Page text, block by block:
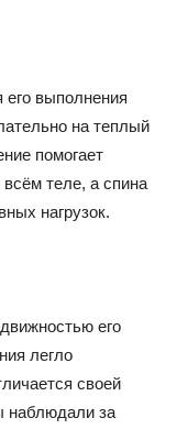
выполнения
на теплый
помогает
всём теле, а спина
нагрузок.
его
легло
своей
наблюдали за